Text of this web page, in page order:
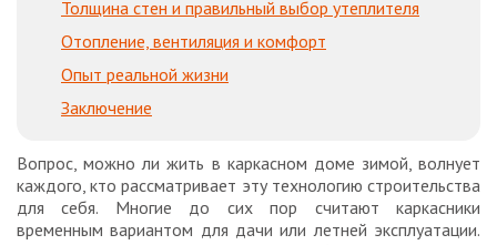
Толщина стен и правильный выбор утеплителя
Отопление, вентиляция и комфорт
Опыт реальной жизни
Заключение
Вопрос, можно ли жить в каркасном доме зимой, волнует
каждого, кто рассматривает эту технологию строительства
для себя. Многие до сих пор считают каркасники
временным вариантом для дачи или летней эксплуатации.